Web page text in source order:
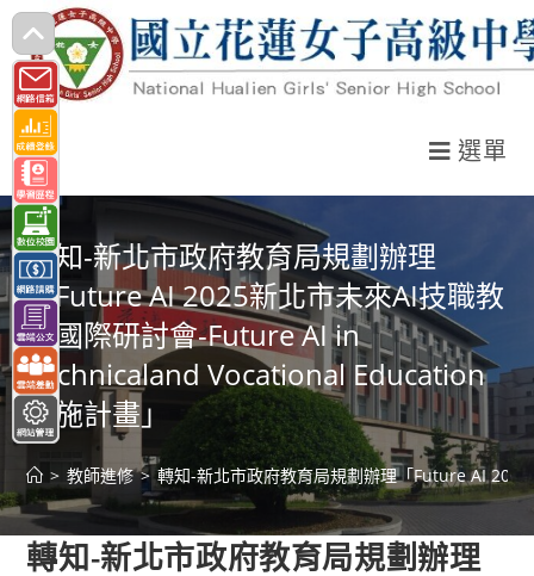
跳
轉
至
主
要
內
容
選單
轉知-新北市政府教育局規劃辦理
「Future AI 2025新北市未來AI技職教
育國際研討會-Future AI in
Technicaland Vocational Education
實施計畫」
> 教師進修 > 轉知-新北市政府教育局規劃辦理「Future AI
轉知-新北市政府教育局規劃辦理